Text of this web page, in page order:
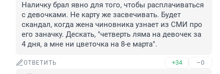
Наличку брал явно для того, чтобы расплачиваться
с девочками. Не карту же засвечивать. Будет
скандал, когда жена чиновника узнает из СМИ про
его заначку. Дескать, "четверть ляма на девочек за
4 дня, а мне ни цветочка на 8-е марта".
ОТВЕТИТЬ +34 –0